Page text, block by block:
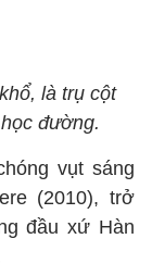
là trụ cột
đường.
vụt sáng
(2010), trở
đầu xứ Hàn